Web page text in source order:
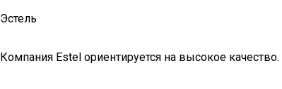
Эстель
Компания Estel ориентируется на высокое